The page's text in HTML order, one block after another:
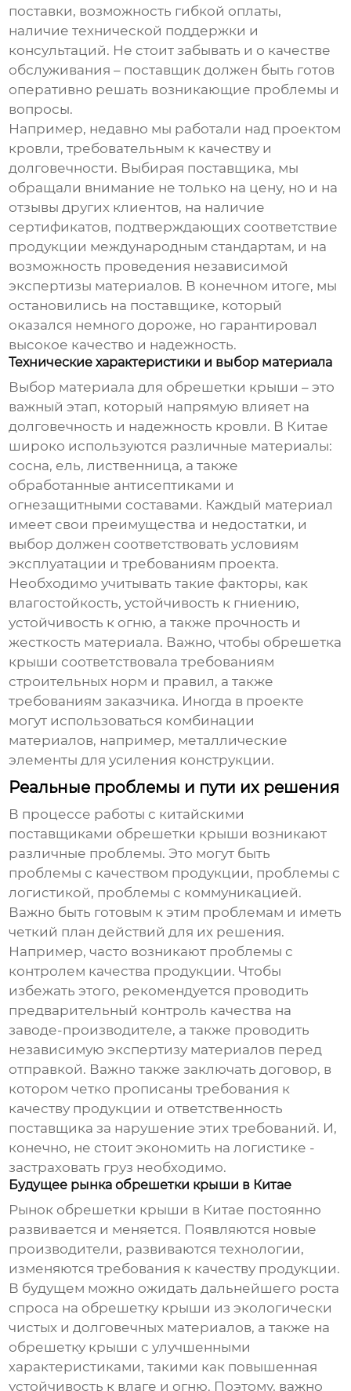
поставки, возможность гибкой оплаты,
наличие технической поддержки и
консультаций. Не стоит забывать и о качестве
обслуживания – поставщик должен быть готов
оперативно решать возникающие проблемы и
вопросы.
Например, недавно мы работали над проектом
кровли, требовательным к качеству и
долговечности. Выбирая поставщика, мы
обращали внимание не только на цену, но и на
отзывы других клиентов, на наличие
сертификатов, подтверждающих соответствие
продукции международным стандартам, и на
возможность проведения независимой
экспертизы материалов. В конечном итоге, мы
остановились на поставщике, который
оказался немного дороже, но гарантировал
высокое качество и надежность.
Технические характеристики и выбор материала
Выбор материала для обрешетки крыши – это
важный этап, который напрямую влияет на
долговечность и надежность кровли. В Китае
широко используются различные материалы:
сосна, ель, лиственница, а также
обработанные антисептиками и
огнезащитными составами. Каждый материал
имеет свои преимущества и недостатки, и
выбор должен соответствовать условиям
эксплуатации и требованиям проекта.
Необходимо учитывать такие факторы, как
влагостойкость, устойчивость к гниению,
устойчивость к огню, а также прочность и
жесткость материала. Важно, чтобы обрешетка
крыши соответствовала требованиям
строительных норм и правил, а также
требованиям заказчика. Иногда в проекте
могут использоваться комбинации
материалов, например, металлические
элементы для усиления конструкции.
Реальные проблемы и пути их решения
В процессе работы с китайскими
поставщиками обрешетки крыши возникают
различные проблемы. Это могут быть
проблемы с качеством продукции, проблемы с
логистикой, проблемы с коммуникацией.
Важно быть готовым к этим проблемам и иметь
четкий план действий для их решения.
Например, часто возникают проблемы с
контролем качества продукции. Чтобы
избежать этого, рекомендуется проводить
предварительный контроль качества на
заводе-производителе, а также проводить
независимую экспертизу материалов перед
отправкой. Важно также заключать договор, в
котором четко прописаны требования к
качеству продукции и ответственность
поставщика за нарушение этих требований. И,
конечно, не стоит экономить на логистике -
застраховать груз необходимо.
Будущее рынка обрешетки крыши в Китае
Рынок обрешетки крыши в Китае постоянно
развивается и меняется. Появляются новые
производители, развиваются технологии,
изменяются требования к качеству продукции.
В будущем можно ожидать дальнейшего роста
спроса на обрешетку крыши из экологически
чистых и долговечных материалов, а также на
обрешетку крыши с улучшенными
характеристиками, такими как повышенная
устойчивость к влаге и огню. Поэтому, важно